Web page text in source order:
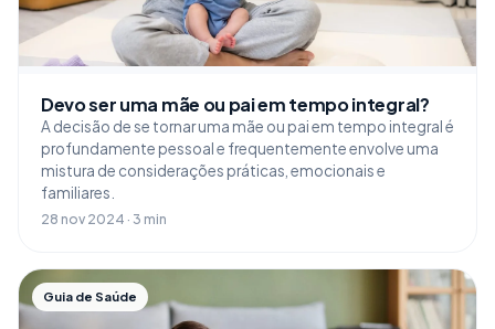
Devo ser uma mãe ou pai em tempo integral?
A decisão de se tornar uma mãe ou pai em tempo integral é
profundamente pessoal e frequentemente envolve uma
mistura de considerações práticas, emocionais e
familiares.
28 nov 2024 · 3 min
Guia de Saúde